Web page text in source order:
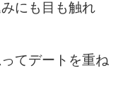
にも目も触れ
てデートを重ね